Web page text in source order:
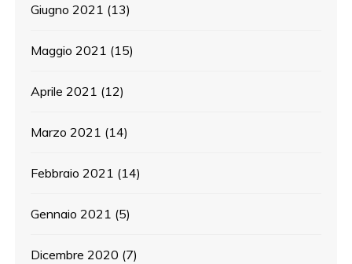
Giugno 2021 (13)
Maggio 2021 (15)
Aprile 2021 (12)
Marzo 2021 (14)
Febbraio 2021 (14)
Gennaio 2021 (5)
Dicembre 2020 (7)